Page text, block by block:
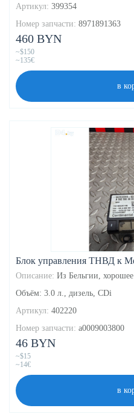
Артикул: 399354
Номер запчасти: 8971891363
460 BYN
~$150
~135€
в
Блок управления ТНВД к
Описание: Из Бельгии, хорошее
Объём: 3.0 л., дизель, CDi
Артикул: 402220
Номер запчасти: a0009003800
46 BYN
~$15
~14€
в